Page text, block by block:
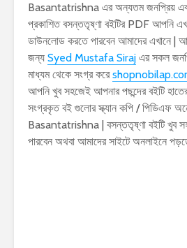
Basantatrishna এর অন্যতম জনপ্রিয়
প্রকাশিত বসন্ততৃষ্ণা বইটির PDF আপনি
ডাউনলোড করতে পারবেন আমাদের এখানে |
জন্য Syed Mustafa Siraj এর সকল
মাধ্যম থেকে সংগ্র করে
আপনি খুব সহজেই আপনার পছন্দের বইটি
সংগ্রকৃত বই গুলোর স্ক্যান কপি / পিডিএফ
Basantatrishna | বসন্ততৃষ্ণা বইটি খুব
পারবেন অথবা আমাদের সাইটে অনলাইনে